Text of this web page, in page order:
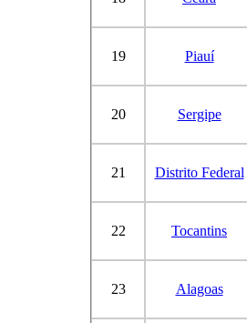
19 Piauí
20 Sergipe
21 Distrito Federal
22 Tocantins
23 Alagoas